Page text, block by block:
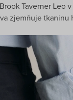
Brook Taverner Leo
zjemňuje